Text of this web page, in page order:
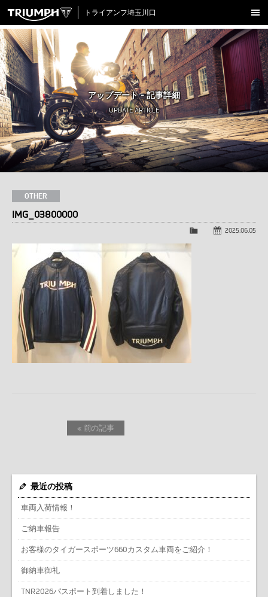
トライアンフ埼玉川口
新車在庫情報
試乗車一覧
認定中古車
アクセサリー
クロージング
アップデート
店舗情報
採用情報
TRIUMPH OFFICIAL SITE
LINE FacebookInstagram
X
アップデート - 記事詳細
UPDATE ARTICLE
OTHER
IMG_03800000
2025.06.05
« 前の記事
最近の投稿
車両入荷情報！
ご納車報告
お客様のタイガースポーツ660カスタム車両をご紹介！
御納車御礼
TNR2026パスポート到着しました！